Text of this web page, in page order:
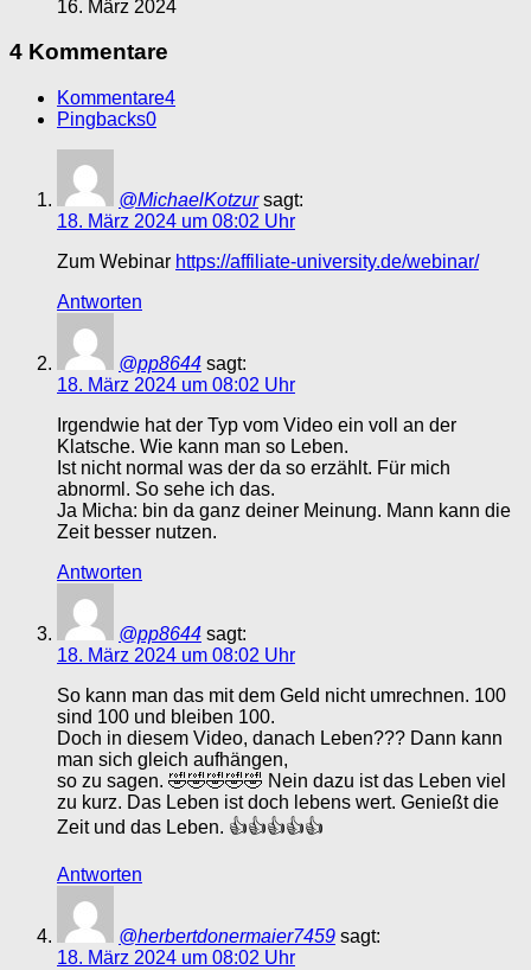
16. März 2024
4 Kommentare
Kommentare4
Pingbacks0
@MichaelKotzur sagt:
18. März 2024 um 08:02 Uhr
Zum Webinar https://affiliate-university.de/webinar/
Antworten
@pp8644 sagt:
18. März 2024 um 08:02 Uhr
Irgendwie hat der Typ vom Video ein voll an der
Klatsche. Wie kann man so Leben.
Ist nicht normal was der da so erzählt. Für mich
abnorml. So sehe ich das.
Ja Micha: bin da ganz deiner Meinung. Mann kann die
Zeit besser nutzen.
Antworten
@pp8644 sagt:
18. März 2024 um 08:02 Uhr
So kann man das mit dem Geld nicht umrechnen. 100
sind 100 und bleiben 100.
Doch in diesem Video, danach Leben??? Dann kann
man sich gleich aufhängen,
so zu sagen. 🤣🤣🤣🤣🤣 Nein dazu ist das Leben viel
zu kurz. Das Leben ist doch lebens wert. Genießt die
Zeit und das Leben. 👍👍👍👍👍
Antworten
@herbertdonermaier7459 sagt:
18. März 2024 um 08:02 Uhr